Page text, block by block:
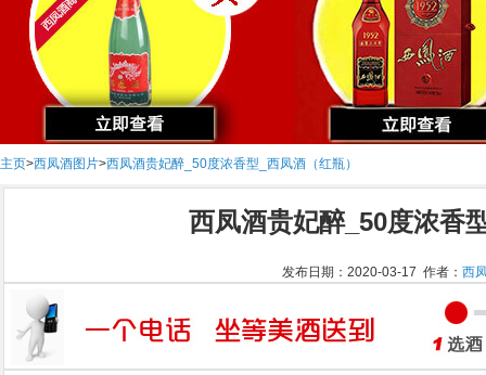
主页>西凤酒图片>西凤酒贵妃醉_50度浓香型_西凤酒（红瓶）
西凤酒贵妃醉_50度浓香
发布日期：2020-03-17 作者： 西